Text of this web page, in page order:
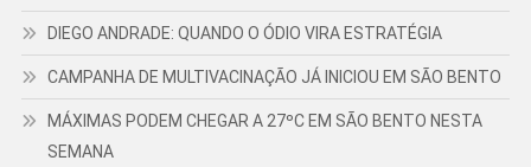
DIEGO ANDRADE: QUANDO O ÓDIO VIRA ESTRATÉGIA
CAMPANHA DE MULTIVACINAÇÃO JÁ INICIOU EM SÃO BENTO
MÁXIMAS PODEM CHEGAR A 27ºC EM SÃO BENTO NESTA
SEMANA